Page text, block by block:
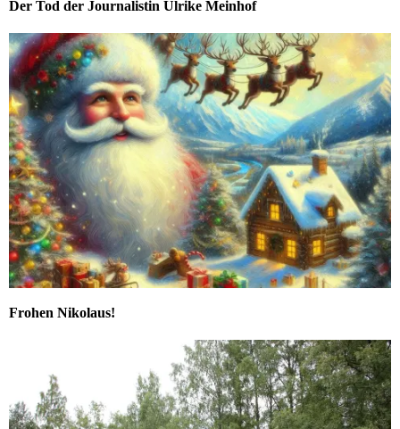
Der Tod der Journalistin Ulrike Meinhof
Frohen Nikolaus!